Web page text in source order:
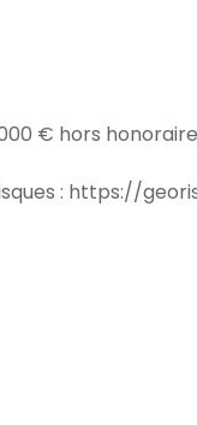
€ hors
: https://